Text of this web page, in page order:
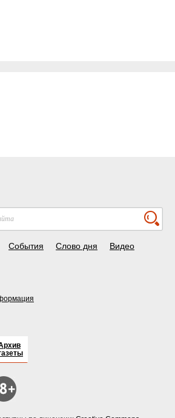
События Слово дня Видео